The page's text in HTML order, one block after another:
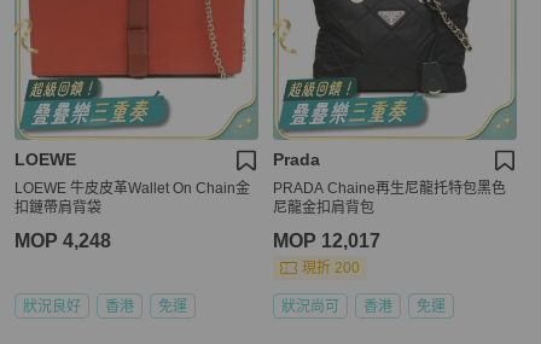
LOEWE
LOEWE 牛皮皮革Wallet On Chain金
扣鏈帶肩背袋
MOP 4,248
狀況良好 香港 免運
Prada
PRADA Chaine再生尼龍托特包黑色
尼龍金扣肩背包
MOP 12,017
現折 200
狀況尚可 香港 免運